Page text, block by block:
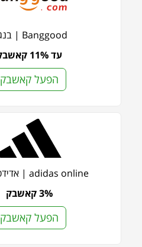
Banggood | בנגוד
עד 11% קאשבק
הפעל קאשבק
adidas online | אדידס אונליין
3% קאשבק
הפעל קאשבק